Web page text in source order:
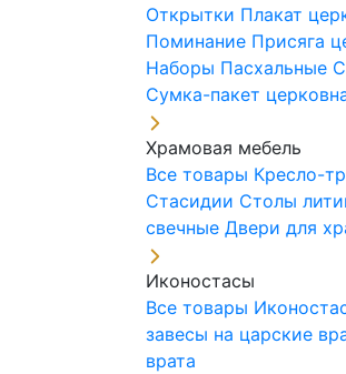
Открытки Плакат
Поминание Присяга
Наборы Пасхальные
Сумка-пакет
Храмовая мебель
Все товары Кресло-
Стасидии Столы
свечные Двери для
Иконостасы
Все товары
завесы на царские
врата